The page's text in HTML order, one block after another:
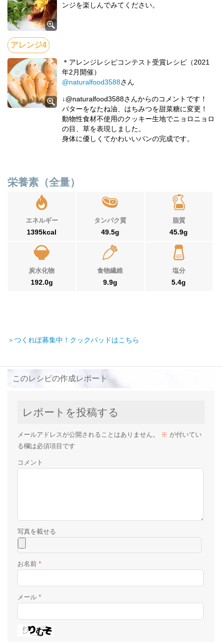
ンジを楽しんでみてください。
＊アレンジレシピコンテスト受賞レシピ（2021
年2月開催）
@naturalfood3588さん
↓@naturalfood3588さんからのコメントです！
バターをなたね油、はちみつを甜菜糖に変更！
動物性食材不使用のクッキー生地でニョロニョロ
の目、草を表現しました。
身体に優しくてかわいいパンの完成です。
栄養素（全量）
エネルギー
1395kcal
タンパク質
49.5g
脂質
45.9g
炭水化物
192.0g
食物繊維
9.9g
塩分
5.4g
＞つくれぽ募集中！クックパッドはこちら
このレシピの作成レポート
レポートを投稿する
メールアドレスが公開されることはありません。 ※ が付いてい
る欄は必須項目です
コメント
お名前 *
メール *